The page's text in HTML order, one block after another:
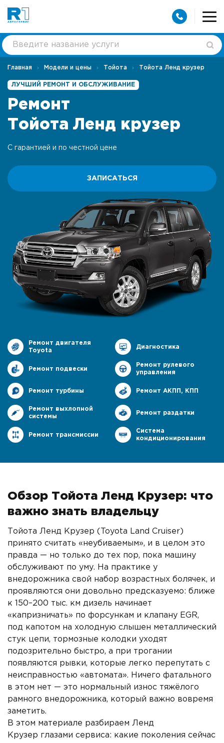
Главная Модели и цены Тойота Тойота Ленд крузер
ЛУЧШИЙ РЕМОНТ И ОБСЛУЖИВАНИЕ
Ремонт
Тойота Ленд крузер
С гарантией и по честной цене
ЗАПИСАТЬСЯ
Ремонт двигателя
Toyota
Диагностика
Ремонт подвески
Ремонт рулевого
управления
Ремонт турбины Ремонт АКПП, КПП
Ремонт выхлопной
системы
Ремонт раздатки
Ремонт трансмиссии
Система
кондиционирования
Обзор Тойота Ленд Крузер: что
важно знать владельцу
Тойота Ленд Крузер (Toyota Land Cruiser)
принято считать «неубиваемым», и в целом это
правда — но только до тех пор, пока машину
обслуживают по уму. На практике у
внедорожника свой набор возрастных болячек, и
проявляются они довольно предсказуемо: ближе
к 150–200 тыс. км дизель начинает
«капризничать» по форсункам и клапану EGR,
под капотом на холодную слышен металлический
стук цепи, тормозные колодки уходят
подозрительно быстро, а при трогании
появляются рывки, которые легко перепутать с
неисправностью «автомата». Ничего фатального
в этом нет — это нормальный износ тяжёлого
рамного внедорожника, который важно вовремя
заметить.
В этом материале разбираем Ленд
Крузер глазами сервиса: какие поколения сейчас